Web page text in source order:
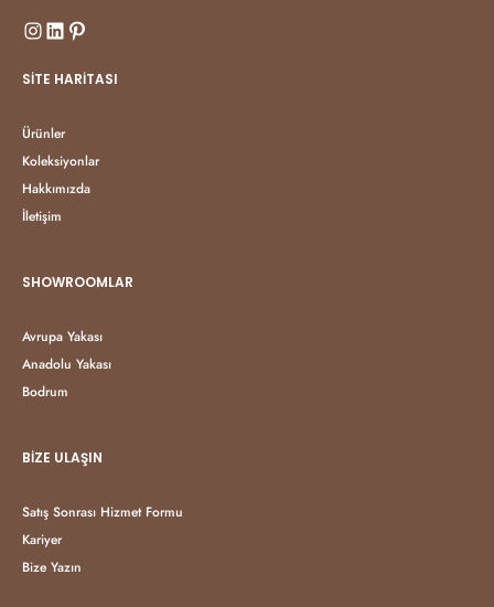
SITE HARITASI
Ürünler
Koleksiyonlar
Hakkımızda
İletişim
SHOWROOMLAR
Avrupa Yakası
Anadolu Yakası
Bodrum
BIZE ULAŞIN
Satış Sonrası Hizmet Formu
Kariyer
Bize Yazın